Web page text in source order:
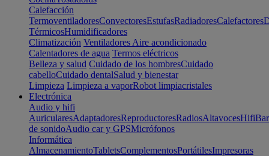
Calefacción
TermoventiladoresConvectoresEstufasRadiadoresCalefactores
TérmicosHumidificadores
Climatización Ventiladores Aire acondicionado
Calentadores de agua Termos eléctricos
Belleza y salud Cuidado de los hombresCuidado
cabelloCuidado dentalSalud y bienestar
Limpieza Limpieza a vaporRobot limpiacristales
Electrónica
Audio y hifi
AuricularesAdaptadoresReproductoresRadiosAltavocesHifi
de sonidoAudio car y GPSMicrófonos
Informática
AlmacenamientoTabletsComplementosPortátilesImpresoras